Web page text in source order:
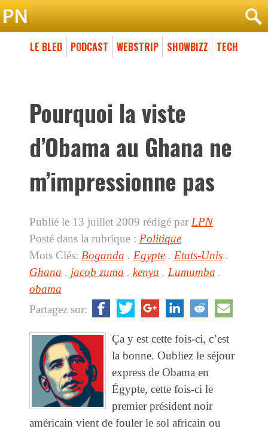
LE BLED PODCAST WEBSTRIP SHOWBIZZ TECH
Pourquoi la viste
d’Obama au Ghana ne
m’impressionne pas
Publié le 13 juillet 2009 rédigé par LPN
Posté dans la rubrique : Politique
Mots Clés: Boganda . Egypte . Etats-Unis .
Ghana . jacob zuma . kenya . Lumumba .
obama
Partagez sur:
Ça y est cette fois-ci, c’est
la bonne. Oubliez le séjour
express de Obama en
Égypte, cette fois-ci le
premier président noir
américain vient de fouler le sol africain ou